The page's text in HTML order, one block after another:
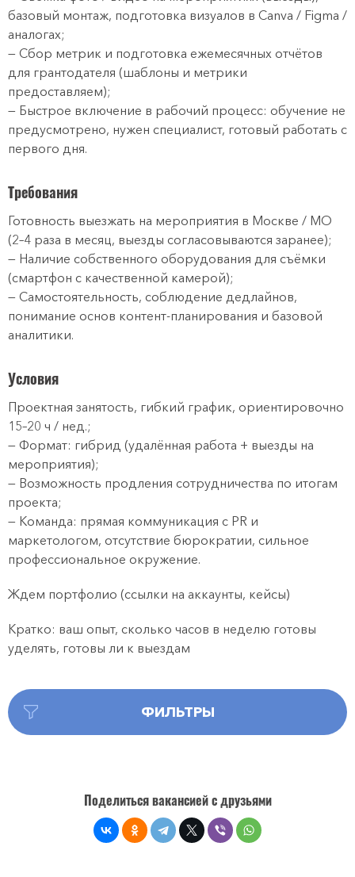
базовый монтаж, подготовка визуалов в Canva / Figma /
аналогах;
— Сбор метрик и подготовка ежемесячных отчётов
для грантодателя (шаблоны и метрики
предоставляем);
— Быстрое включение в рабочий процесс: обучение не
предусмотрено, нужен специалист, готовый работать с
первого дня.
Требования
Готовность выезжать на мероприятия в Москве / МО
(2–4 раза в месяц, выезды согласовываются заранее);
— Наличие собственного оборудования для съёмки
(смартфон с качественной камерой);
— Самостоятельность, соблюдение дедлайнов,
понимание основ контент-планирования и базовой
аналитики.
Условия
Проектная занятость, гибкий график, ориентировочно
15–20 ч / нед.;
— Формат: гибрид (удалённая работа + выезды на
мероприятия);
— Возможность продления сотрудничества по итогам
проекта;
— Команда: прямая коммуникация с PR и
маркетологом, отсутствие бюрократии, сильное
профессиональное окружение.
Ждем портфолио (ссылки на аккаунты, кейсы)
Кратко: ваш опыт, сколько часов в неделю готовы
уделять, готовы ли к выездам
ФИЛЬТРЫ
Поделиться вакансией с друзьями